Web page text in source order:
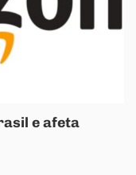
e afeta